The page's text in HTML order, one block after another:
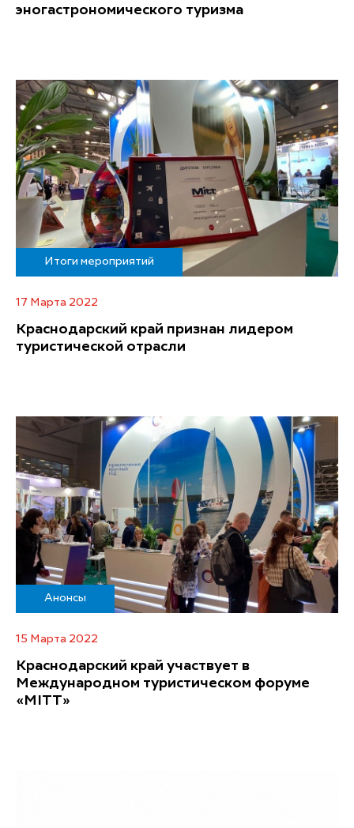
эногастрономического туризма
Итоги мероприятий
17 Марта 2022
Краснодарский край признан лидером
туристической отрасли
Анонсы
15 Марта 2022
Краснодарский край участвует в
Международном туристическом форуме
«MITT»